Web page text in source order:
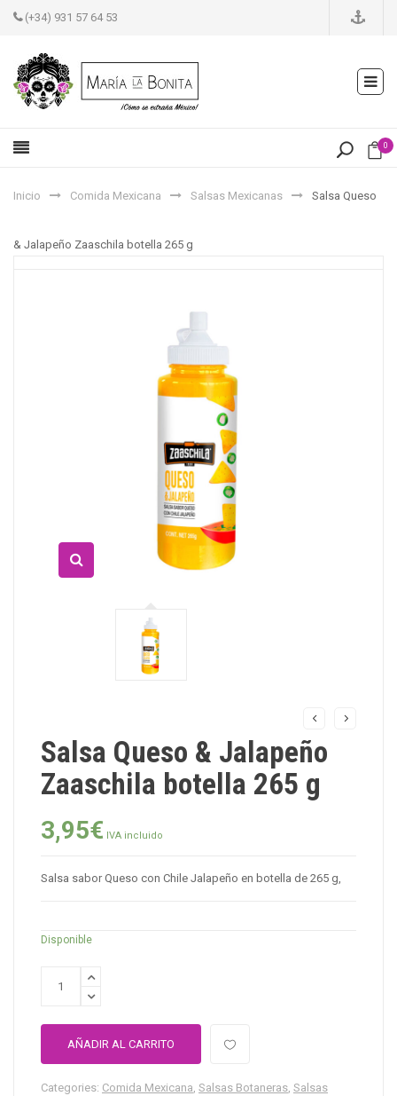
(+34) 931 57 64 53
0
Inicio Comida Mexicana Salsas Mexicanas Salsa Queso
& Jalapeño Zaaschila botella 265 g
Salsa Queso & Jalapeño
Zaaschila botella 265 g
3,95€ IVA incluido
Salsa sabor Queso con Chile Jalapeño en botella de 265 g,
Disponible
AÑADIR AL CARRITO
Categories: Comida Mexicana, Salsas Botaneras, Salsas